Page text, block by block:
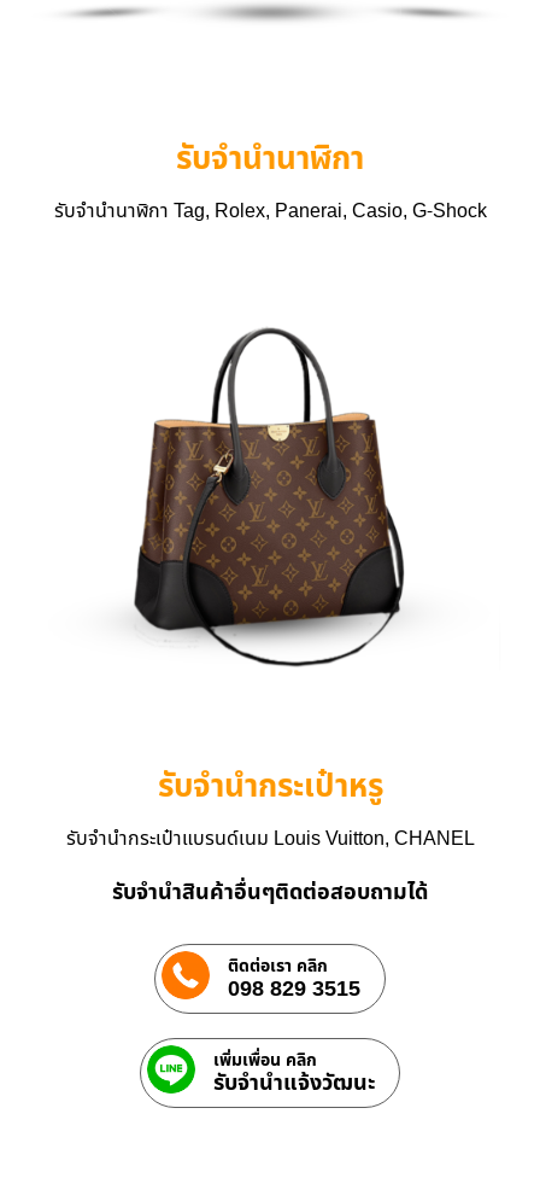
รับจำนำนาฬิกา
รับจำนำนาฬิกา Tag, Rolex, Panerai, Casio, G-Shock
รับจำนำกระเป๋าหรู
รับจำนำกระเป๋าแบรนด์เนม Louis Vuitton, CHANEL
รับจำนำสินค้าอื่นๆติดต่อสอบถามได้
ติดต่อเรา คลิก
098 829 3515
เพิ่มเพื่อน คลิก
รับจํานําแจ้งวัฒนะ